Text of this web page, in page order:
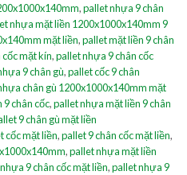
,pallet nhựa 9 chân
nhựa mặt liền 1200x1000x140mm 9
mặt liền,pallet mặt liền 9 chân
mặt kín,pallet nhựa 9 chân cốc
9 chân gù,pallet cốc 9 chân
chân gù 1200x1000x140mm mặt
9 chân cốc,pallet nhựa mặt liền 9 chân
9 chân gù mặt liền
cốc mặt liền,pallet 9 chân cốc mặt liền,
,pallet nhựa mặt liền
9 chân cốc mặt liền,pallet nhựa 9